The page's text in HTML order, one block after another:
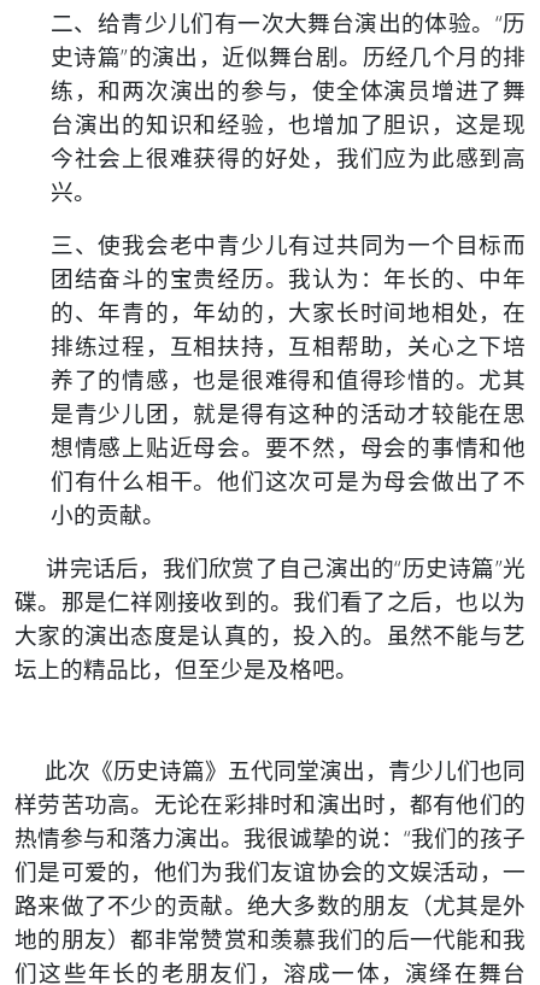
二、 给青少儿们有一次大舞台演出的体验。 “历
史诗篇”的演出，近似舞台剧。历经几个月的排
练，和两次演出的参与，使全体演员增进了舞
台演出的知识和经验，也增加了胆识，这是现
今社会上很难获得的好处，我们应为此感到高
兴。
三、使我会老中青少儿有过共同为一个目标而
团结奋斗的宝贵经历。 我认为：年长的、中年
的、年青的，年幼的，大家长时间地相处，在
排练过程，互相扶持，互相帮助，关心之下培
养了的情感，也是很难得和值得珍惜的。尤其
是青少儿团，就是得有这种的活动才较能在思
想情感上贴近母会。要不然，母会的事情和他
们有什么相干。他们这次可是为母会做出了不
小的贡献。
讲完话后，我们欣赏了自己演出的“历史诗篇”光
碟。那是仁祥刚接收到的。我们看了之后，也以为
大家的演出态度是认真的，投入的。虽然不能与艺
坛上的精品比，但至少是及格吧。
此次《历史诗篇》五代同堂演出，青少儿们也同
样劳苦功高。无论在彩排时和演出时，都有他们的
热情参与和落力演出。我很诚挚的说：“我们的孩子
们是可爱的，他们为我们友谊协会的文娱活动，一
路来做了不少的贡献。绝大多数的朋友（尤其是外
地的朋友）都非常赞赏和羡慕我们的后一代能和我
们这些年长的老朋友们，溶成一体，演绎在舞台